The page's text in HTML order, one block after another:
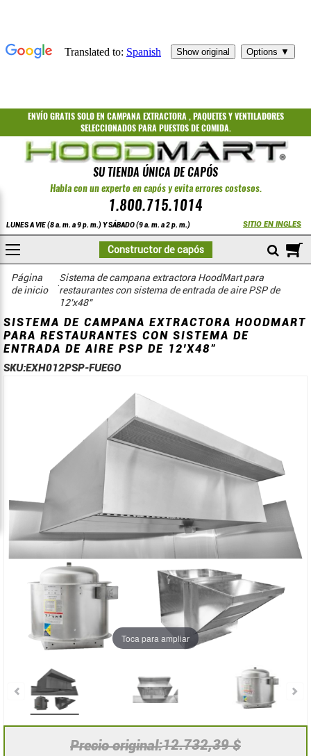
ENVÍO GRATISSOLO EN CAMPANA EXTRACTORA ,PAQUETESYVENTILADORES
SELECCIONADOS PARA PUESTOS DE COMIDA.
SU TIENDA ÚNICA DE CAPÓS
Habla con un experto en capós y evita errores costosos.
1.800.715.1014
LUNES A VIE (8 a. m. a 9 p. m.) Y SÁBADO (9 a. m. a 2 p. m.) SITIO EN INGLES
Constructor de capós
Página
de inicio
COMPRAR
Sistema de campana extractora HoodMart para
restaurantes con sistema de entrada de aire PSP de
12'x48"
SISTEMA DE CAMPANA EXTRACTORA HOODMART
PARA RESTAURANTES CON SISTEMA DE
ENTRADA DE AIRE PSP DE 12'X48"
SKU:EXH012PSP-FUEGO
Precio original 12.732,39 $
imágenes
imágenes
Toca para ampliar